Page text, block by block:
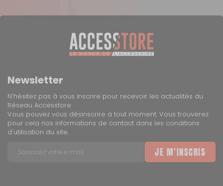
Newsletter
N’hésitez pas à vous inscrire pour recevoir les actualités du
Réseau Accesstore
Vous pouvez vous désinscrire à tout moment. Vous trouverez
pour cela nos informations de contact dans les conditions
d'utilisation du site.
JE M'INSCRIS